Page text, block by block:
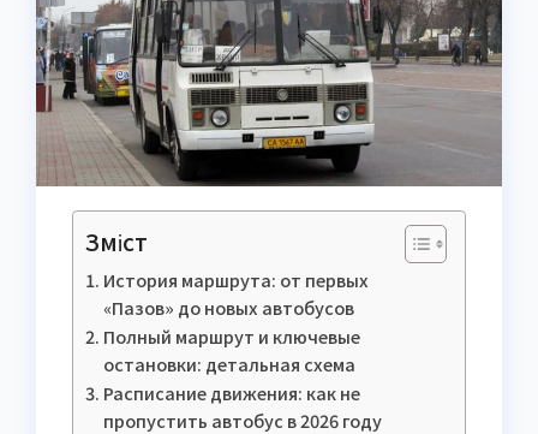
Зміст
История маршрута: от первых
«Пазов» до новых автобусов
Полный маршрут и ключевые
остановки: детальная схема
Расписание движения: как не
пропустить автобус в 2026 году